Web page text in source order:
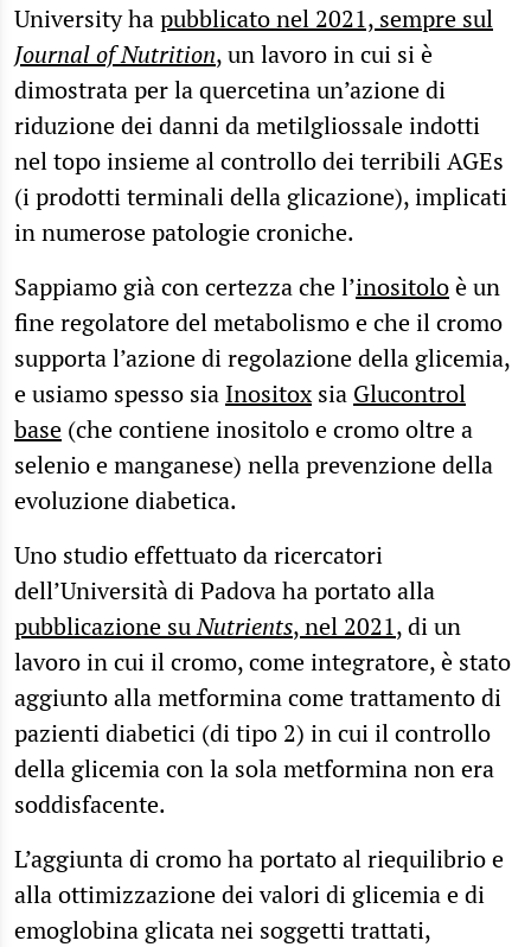
University hapubblicato nel 2021, sempre sul
Journal of Nutrition, un lavoro in cui si è
dimostrata per la quercetina un’azione di
riduzione dei danni da metilgliossale indotti
nel topo insieme al controllo dei terribili AGEs
(i prodotti terminali della glicazione), implicati
in numerose patologie croniche.
Sappiamo già con certezza che l’inositoloè un
fine regolatore del metabolismo e che il cromo
supporta l’azione di regolazione della glicemia,
e usiamo spesso sia Inositoxsia Glucontrol
base (che contiene inositolo e cromo oltre a
selenio e manganese) nella prevenzione della
evoluzione diabetica.
Uno studio effettuato da ricercatori
dell’Università di Padova ha portato alla
pubblicazione suNutrients, nel 2021, di un
lavoro in cui il cromo, come integratore, è stato
aggiunto alla metformina come trattamento di
pazienti diabetici (di tipo 2) in cui il controllo
della glicemia con la sola metformina non era
soddisfacente.
L’aggiunta di cromo ha portato al riequilibrio e
alla ottimizzazione dei valori di glicemia e di
emoglobina glicata nei soggetti trattati,